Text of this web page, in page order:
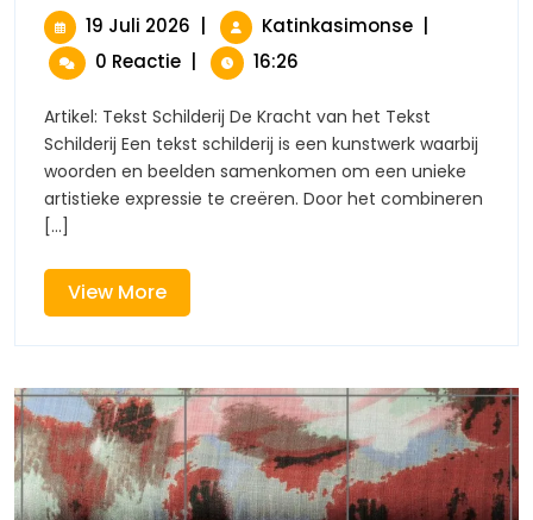
Het
Tekst
Schilderij:
En
Beelden
In
Harmonie
19 Juli 2026 19
Juli
2026
| KatinkasimonseDe
Tekst
Schilderij:
Woorden
En
|
0 Reactie | 16:26
Artikel: Tekst Schilderij De Kracht van het Tekst
Schilderij Een tekst schilderij is een kunstwerk waarbij
woorden en beelden samenkomen om een unieke
artistieke expressie te creëren. Door het combineren
[...]
View MoreView
More